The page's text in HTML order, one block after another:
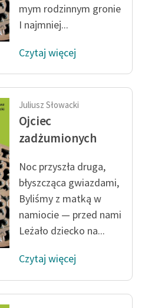
mym rodzinnym gronie
I najmniej...
Czytaj więcej
Juliusz Słowacki
Ojciec
zadżumionych
Noc przyszła druga,
błyszcząca gwiazdami,
Byliśmy z matką w
namiocie — przed nami
Leżało dziecko na...
Czytaj więcej